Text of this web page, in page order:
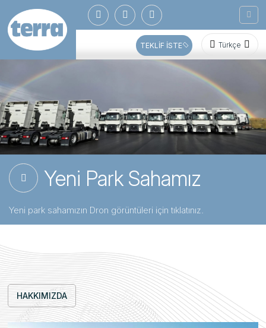
TEKLİF İSTE Türkçe
Yeni Park Sahamız
Yeni park sahamızın Dron görüntüleri için tıklatınız.
HAKKIMIZDA